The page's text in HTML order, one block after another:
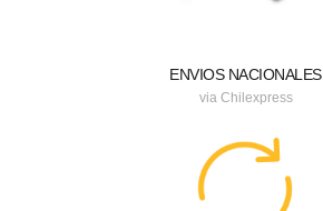
ENVIOS NACIONALES
via Chilexpress